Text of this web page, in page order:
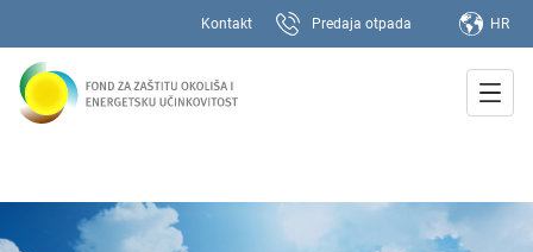
Kontakt Predaja otpada HR